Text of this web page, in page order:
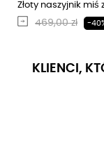
Złoty naszyjnik miś
Regularna
469,00 zł -
KLIENCI,